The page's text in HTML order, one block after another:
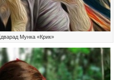
Мунка «Крик»